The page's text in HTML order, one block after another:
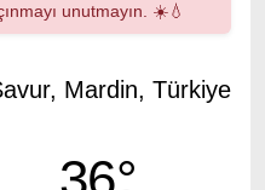
unutmayın. ☀️💧
Mardin, Türkiye
36°